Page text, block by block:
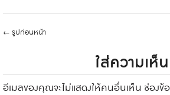
← รูปก่อนหน้า
ใส่ความเห็น
อีเมลของคุณจะไม่แสดงให้คนอื่นเห็น ช่องข้